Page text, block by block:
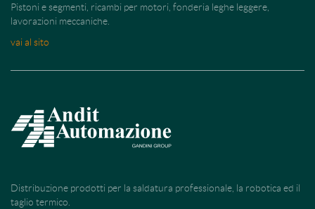
Pistoni e segmenti, ricambi per motori, fonderia leghe leggere,
lavorazioni meccaniche.
vai al sito
Distribuzione prodotti per la saldatura professionale, la robotica ed il
taglio termico.